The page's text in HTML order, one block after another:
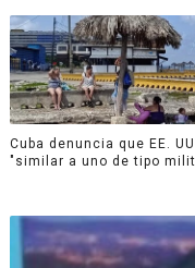
Cuba denuncia que EE.
"similar a uno de tipo